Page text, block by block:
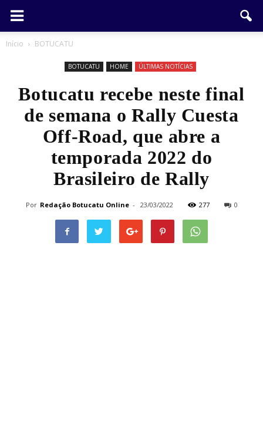
Início BOTUCATU
BOTUCATU HOME ÚLTIMAS NOTÍCIAS
Botucatu recebe neste final
de semana o Rally Cuesta
Off-Road, que abre a
temporada 2022 do
Brasileiro de Rally
Por Redação Botucatu Online - 23/03/2022 277 0